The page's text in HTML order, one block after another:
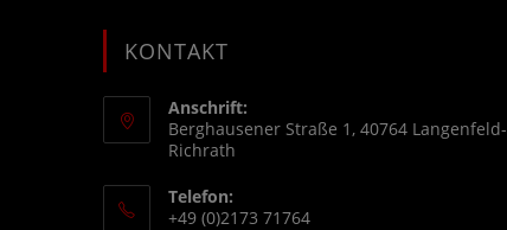
KONTAKT
Anschrift:
Berghausener Straße 1, 40764 Langenfeld-
Richrath
Telefon:
+49 (0)2173 71764